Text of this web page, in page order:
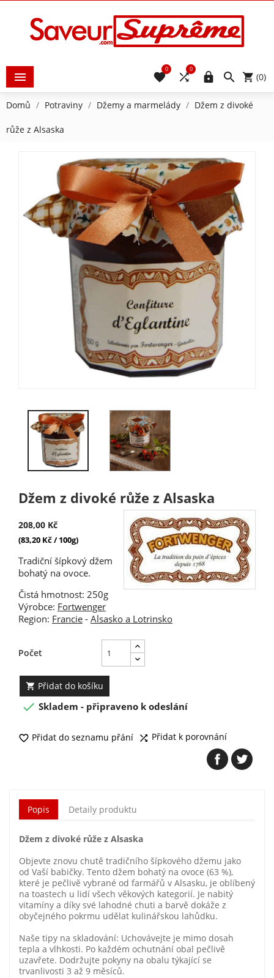
  (0)


0

0
Domů Potraviny Džemy a marmelády Džem z divoké
růže z Alsaska
Džem z divoké růže z Alsaska
208,00 Kč
(83,20 Kč / 100g)
Tradiční šípkový džem
bohatý na ovoce.
Čistá hmotnost: 250g
Výrobce: Fortwenger
Region: Francie - Alsasko a Lotrinsko
Počet
 Přidat do košíku
 Skladem - připraveno k odeslání
 Přidat do seznamu přání  Přidat k porovnání
Popis Detaily produktu
Džem z divoké růže z Alsaska
Objevte znovu chutě tradičního šípkového džemu jako
od Vaší babičky. Tento džem bohatý na ovoce (63 %),
které je pečlivě vybrané od farmářů v Alsasku, je oblíbený
na toastech u lidí všech věkových kategorií. Je nabitý
vitamíny a díky své lahodné chuti a barvě dokáže z
obyčejného pokrmu udělat kulinářskou lahůdku.
Naše tipy na skladování: Uchovávejte je mimo dosah
tepla a vlhkosti. Po každém ochutnání obal pečlivě
uzavřete. Dodržujte pokyny na obalu týkající se
trvanlivosti 3 až 9 měsíců.